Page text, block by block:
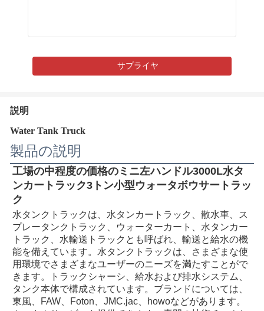
サプライヤ
説明
Water Tank Truck
製品の説明
工場の中程度の価格のミニ左ハンドル3000L水タ
ンカートラック3トン小型ウォータボウサートラッ
ク
水タンクトラックは、水タンカートラック、散水車、ス
プレータンクトラック、ウォーターカート、水タンカー
トラック、水輸送トラックとも呼ばれ、輸送と給水の機
能を備えています。水タンクトラックは、さまざまな使
用環境でさまざまなユーザーのニーズを満たすことがで
きます。トラックシャーシ、給水および排水システム、
タンク本体で構成されています。ブランドについては、
東風、FAW、Foton、JMC.jac、howoなどがあります。